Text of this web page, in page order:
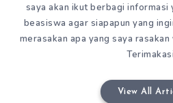
saya akan ikut berbagi informasi
beasiswa agar siapapun yang
merasakan apa yang saya
View All